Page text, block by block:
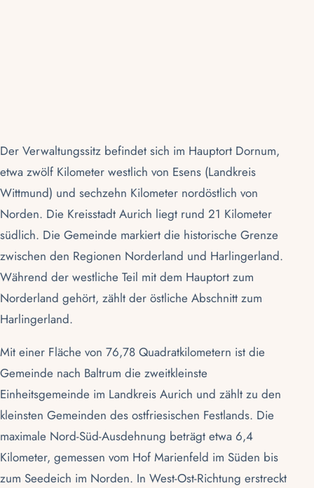
Der Verwaltungssitz befindet sich im Hauptort Dornum,
etwa zwölf Kilometer westlich von Esens (Landkreis
Wittmund) und sechzehn Kilometer nordöstlich von
Norden. Die Kreisstadt Aurich liegt rund 21 Kilometer
südlich. Die Gemeinde markiert die historische Grenze
zwischen den Regionen Norderland und Harlingerland.
Während der westliche Teil mit dem Hauptort zum
Norderland gehört, zählt der östliche Abschnitt zum
Harlingerland.
Mit einer Fläche von 76,78 Quadratkilometern ist die
Gemeinde nach Baltrum die zweitkleinste
Einheitsgemeinde im Landkreis Aurich und zählt zu den
kleinsten Gemeinden des ostfriesischen Festlands. Die
maximale Nord-Süd-Ausdehnung beträgt etwa 6,4
Kilometer, gemessen vom Hof Marienfeld im Süden bis
zum Seedeich im Norden. In West-Ost-Richtung erstreckt